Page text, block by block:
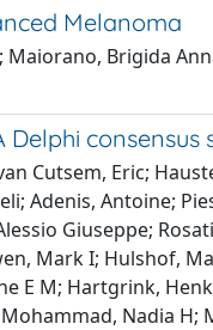
Melanoma
Brigida
consensus
Cutsem, Eric;
Adenis, Antoine;
Giuseppe;
Mark I; Hulshof,
E M; Hartgrink,
Nadia H;